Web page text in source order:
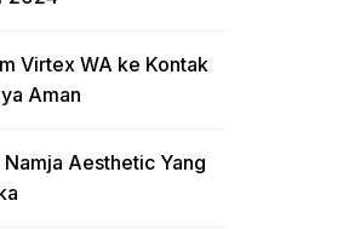
Virtex WA ke Kontak
Aman
Aesthetic Yang